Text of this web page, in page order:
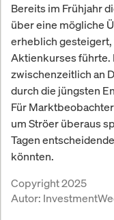
Bereits im Frühjahr
über eine mögliche
erheblich
Aktienkurses führte.
zwischenzeitlich an
durch die jüngsten
Für
um Ströer überaus
Tagen
könnten.
Copyright 2025
Autor: